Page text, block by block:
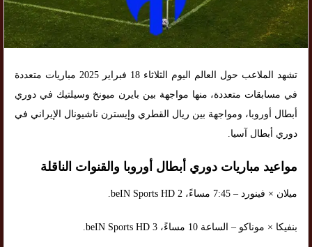
تشهد الملاعب حول العالم اليوم الثلاثاء 18 فبراير 2025 مباريات متعددة
في مسابقات متعددة، منها مواجهة بين بايرن ميونخ وسيلتيك في دوري
أبطال أوروبا، ومواجهة بين ريال القطري وإيسترن ناشيونال الإيراني في
دوري أبطال آسيا.
مواعيد مباريات دوري أبطال أوروبا والقنوات الناقلة
ميلان × فينورد – 7:45 مساءً، beIN Sports HD 2.
بنفيكا × موناكو – الساعة 10 مساءً، beIN Sports HD 3.